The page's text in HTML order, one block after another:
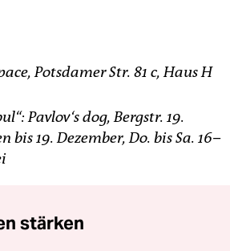
Potsdamer Str. 81 c, Haus H
Pavlov‘s dog, Bergstr. 19.
bis 19. Dezember, Do. bis Sa. 16–
stärken